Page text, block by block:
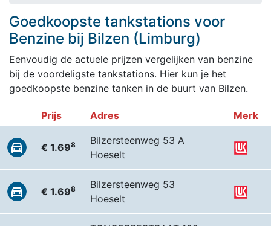
Goedkoopste tankstations voor
Benzine bij Bilzen (Limburg)
Eenvoudig de actuele prijzen vergelijken van benzine
bij de voordeligste tankstations. Hier kun je het
goedkoopste benzine tanken in de buurt van Bilzen.
Prijs Adres Merk
€ 1.698
Bilzersteenweg 53 A
Hoeselt
€ 1.698
Bilzersteenweg 53
Hoeselt